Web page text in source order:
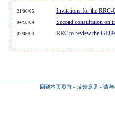
21/06/05 Invitations for the RRC-
04/10/04 Second consultation on
02/08/04 RRC to review the
回到本页页首 - 反馈意见 - 请与